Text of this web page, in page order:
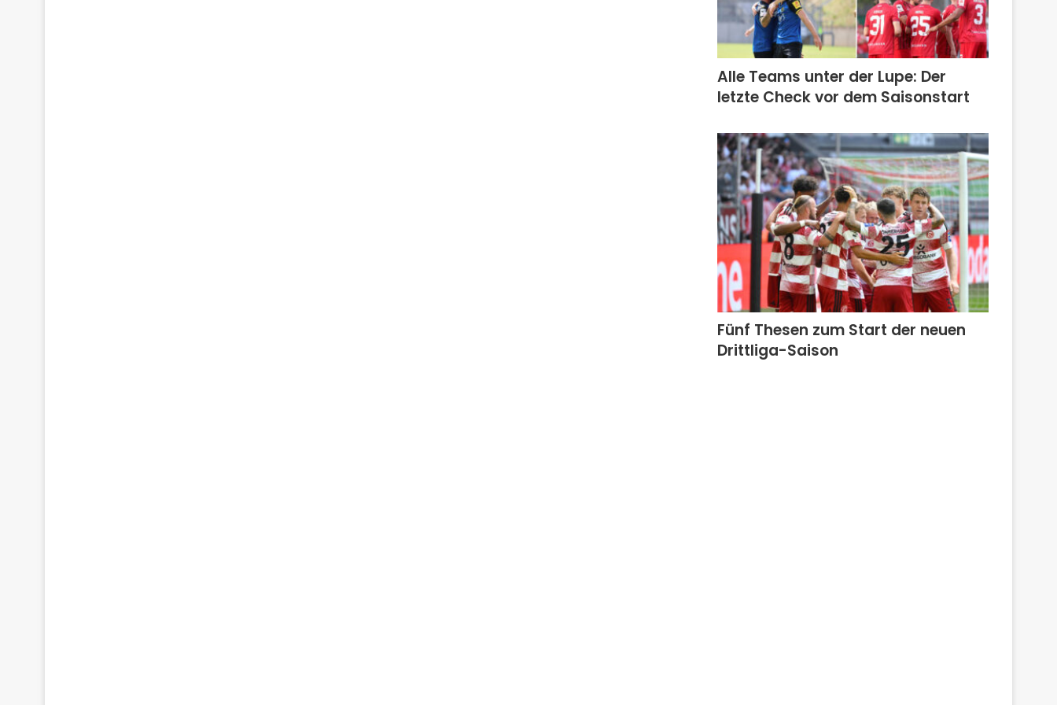
Alle Teams unter der Lupe: Der
letzte Check vor dem Saisonstart
Fünf Thesen zum Start der neuen
Drittliga-Saison